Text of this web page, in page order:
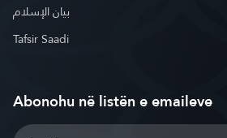
بيان الإسلام
Tafsir Saadi
Abonohu në listën e emaileve